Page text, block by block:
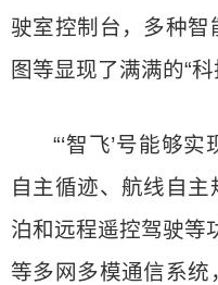
驶室控制台，多种智
图等显现了满满的“科
“‘智飞’号能够
自主循迹、航线自
泊和远程遥控驾驶等
等多网多模通信系统